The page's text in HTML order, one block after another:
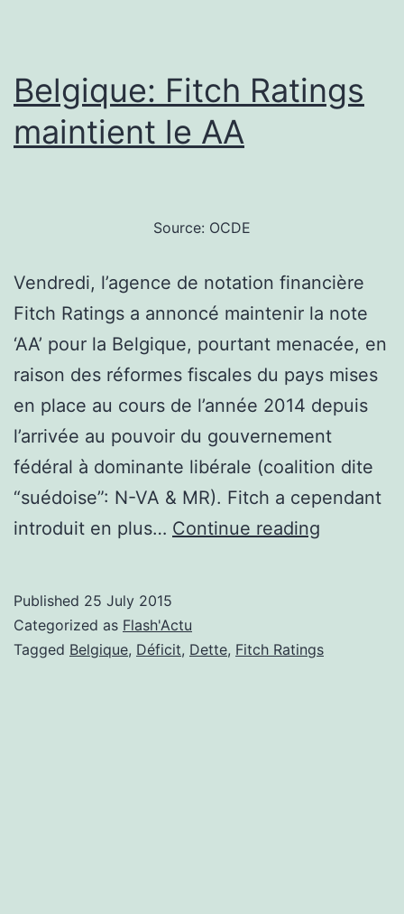
Belgique: Fitch Ratings
maintient le AA
Source: OCDE
Vendredi, l’agence de notation financière
Fitch Ratings a annoncé maintenir la note
‘AA’ pour la Belgique, pourtant menacée, en
raison des réformes fiscales du pays mises
en place au cours de l’année 2014 depuis
l’arrivée au pouvoir du gouvernement
fédéral à dominante libérale (coalition dite
“suédoise”: N-VA & MR). Fitch a cependant
introduit en plus… Continue reading
le
Published 25 July 2015
Categorized as Flash'Actu
Tagged Belgique, Déficit, Dette, Fitch Ratings